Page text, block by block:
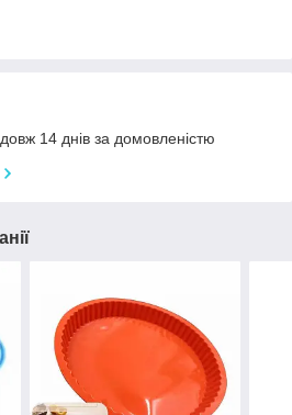
14 днів за домовленістю